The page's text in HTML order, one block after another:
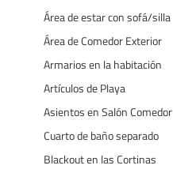
Área de estar con sofá/silla
Área de Comedor Exterior
Armarios en la habitación
Artículos de Playa
Asientos en Salón Comedor
Cuarto de baño separado
Blackout en las Cortinas